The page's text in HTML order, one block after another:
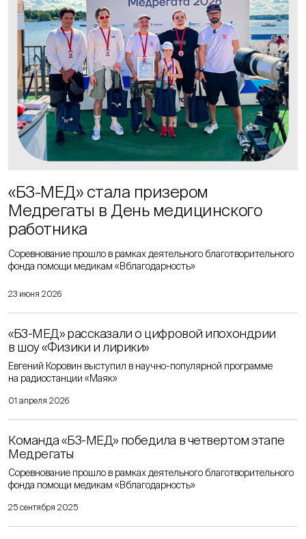
«Б3-МЕД» стала призером
Медрегаты в День медицинского
работника
Соревнование прошло в рамках деятельного благотворительного
фонда помощи медикам «Вблагодарность»
23 июня 2026
«Б3-МЕД» рассказали о цифровой ипохондрии
в шоу «Физики и лирики»
Евгений Коровин выступил в научно-популярной программе
на радиостанции «Маяк»
01 апреля 2026
Команда «Б3-МЕД» победила в четвертом этапе
Медрегаты
Соревнование прошло в рамках деятельного благотворительного
фонда помощи медикам «Вблагодарность»
25 сентября 2025